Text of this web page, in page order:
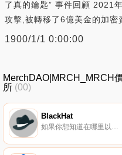
了真的鑰匙” 事件回顧 2021
攻擊,被轉移了6億美金的加密
1900/1/1 0:00:00
MerchDAO|MRCH_MRCH
所 (00)
BlackHat